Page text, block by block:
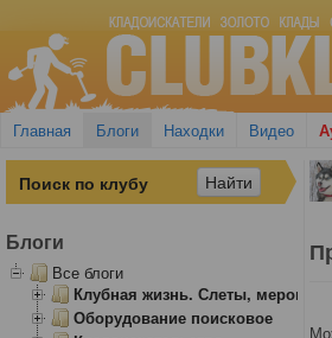
Главная Блоги Находки Видео
Блоги
Все блоги
Клубная жизнь. Слеты,
Оборудование поисковое